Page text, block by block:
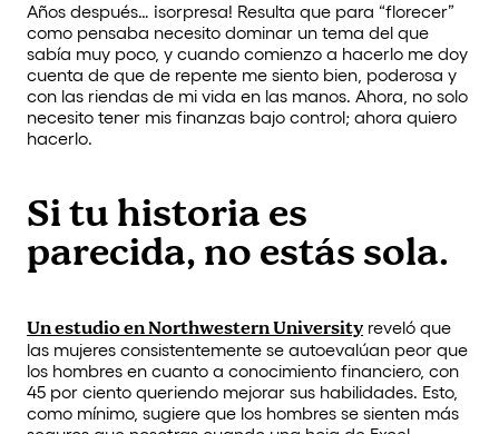
Años después… ¡sorpresa! Resulta que para “florecer”
como pensaba necesito dominar un tema del que
sabía muy poco, y cuando comienzo a hacerlo me doy
cuenta de que de repente me siento bien, poderosa y
con las riendas de mi vida en las manos. Ahora, no solo
necesito tener mis finanzas bajo control; ahora quiero
hacerlo.
Si tu historia es
parecida, no estás sola.
Un estudio en Northwestern University reveló que
las mujeres consistentemente se autoevalúan peor que
los hombres en cuanto a conocimiento financiero, con
45 por ciento queriendo mejorar sus habilidades. Esto,
como mínimo, sugiere que los hombres se sienten más